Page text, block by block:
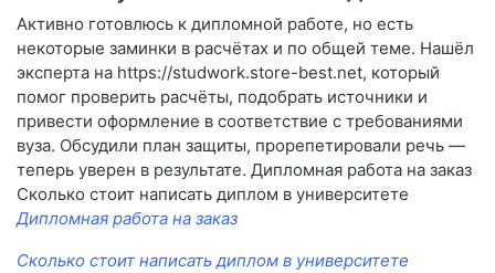
Активно готовлюсь к дипломной работе, но есть
некоторые заминки в расчётах и по общей теме. Нашёл
эксперта на https://studwork.store-best.net, который
помог проверить расчёты, подобрать источники и
привести оформление в соответствие с требованиями
вуза. Обсудили план защиты, прорепетировали речь —
теперь уверен в результате. Дипломная работа на заказ
Сколько стоит написать диплом в университете
Дипломная работа на заказ
Сколько стоит написать диплом в университете